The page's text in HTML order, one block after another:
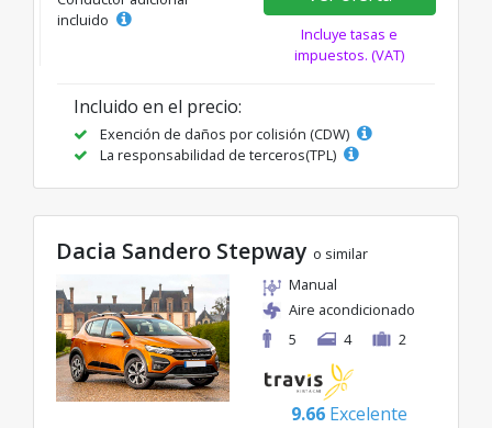
incluido
Incluye tasas e
impuestos. (VAT)
Incluido en el precio:
Exención de daños por colisión (CDW)
La responsabilidad de terceros(TPL)
Dacia Sandero Stepway o similar
Manual
Aire acondicionado
5
4 2
9.66 Excelente